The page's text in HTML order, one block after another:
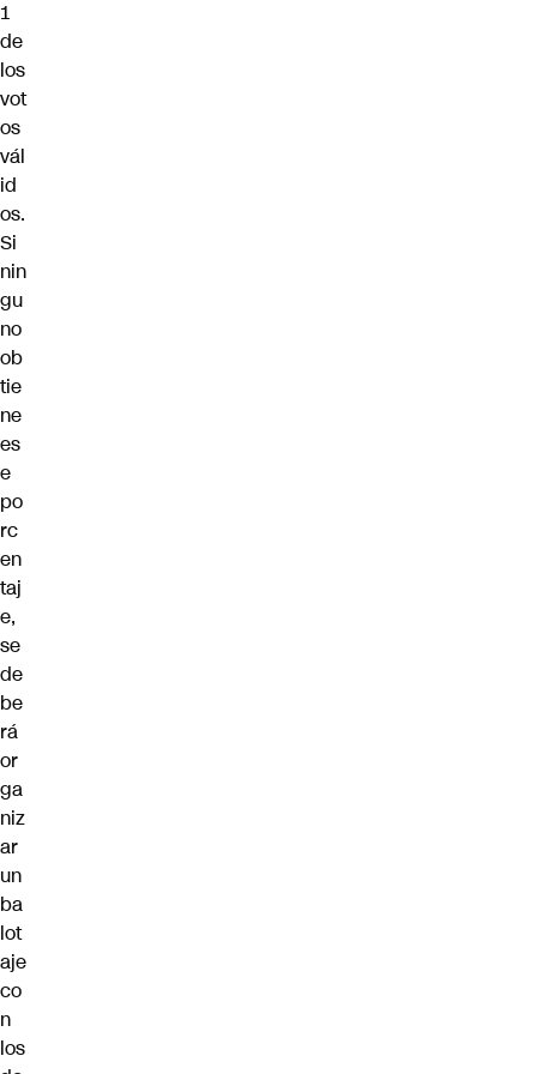
1
de
los
vot
os
vál
id
os.
Si
nin
gu
no
ob
tie
ne
es
e
po
rc
en
taj
e,
se
de
be
rá
or
ga
niz
ar
un
ba
lot
aje
co
n
los